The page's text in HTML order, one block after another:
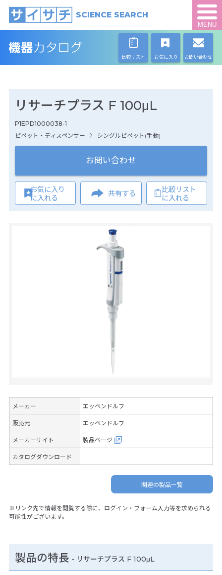
SCIENCE SEARCH
MENU
比較リスト お気に入り お問い合わせ
リサーチプラス F 100μL
P1EPD1000038-1
ピペット・ディスペンサー
シングルピペット(手動)
お問い合わせ
お気に入り
に入れる
共有する
比較リスト
に入れる
メーカー エッペンドルフ
販売元 エッペンドルフ
メーカーサイト 製品ページ
カタログダウンロード
関連の製品一覧
※リンク先で情報を閲覧する際に、ログイン・フォーム入力等を求められる
可能性がございます。
製品の特長 - リサーチプラス F 100μL